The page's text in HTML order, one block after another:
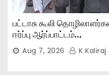
பட்டாசு கூலி
ஈர்ப்பு ஆர்ப்பாட்டம்..,
Aug 7, 2026 K Kaliraj